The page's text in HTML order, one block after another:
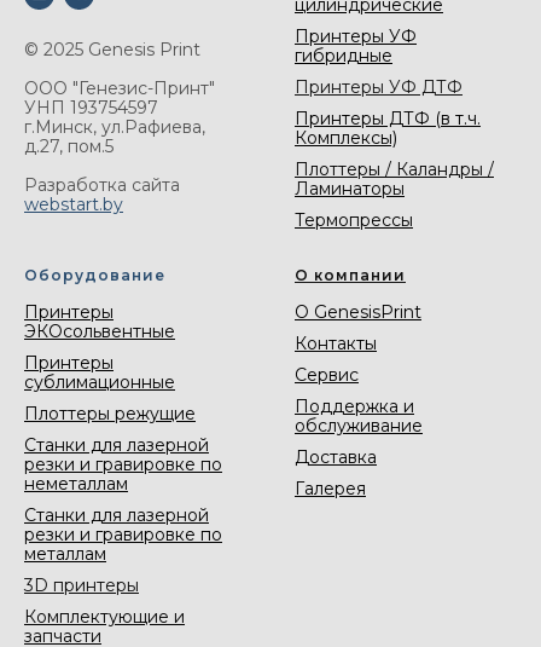
© 2025 Genesis Print
ООО "Генезис-Принт"
УНП 193754597
г.Минск, ул.Рафиева,
д.27, пом.5
Разработка сайта
webstart.by
цилиндрические
Принтеры УФ
гибридные
Принтеры УФ ДТФ
Принтеры ДТФ (в т.ч.
Комплексы)
Плоттеры / Каландры /
Ламинаторы
Термопрессы
Оборудование
Принтеры
ЭКОсольвентные
Принтеры
сублимационные
Плоттеры режущие
Станки для лазерной
резки и гравировке по
неметаллам
Станки для лазерной
резки и гравировке по
металлам
3D принтеры
Комплектующие и
запчасти
О компании
О GenesisPrint
Контакты
Сервис
Поддержка и
обслуживание
Доставка
Галерея